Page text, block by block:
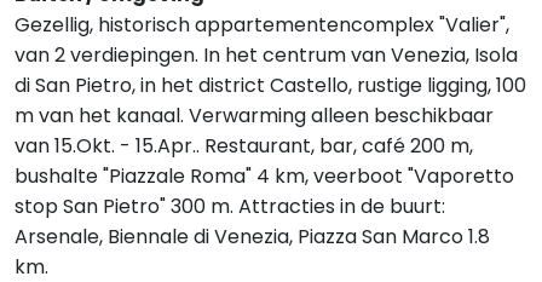
Gezellig, historisch appartementencomplex "Valier",
van 2 verdiepingen. In het centrum van Venezia, Isola
di San Pietro, in het district Castello, rustige ligging, 100
m van het kanaal. Verwarming alleen beschikbaar
van 15.Okt. - 15.Apr.. Restaurant, bar, café 200 m,
bushalte "Piazzale Roma" 4 km, veerboot "Vaporetto
stop San Pietro" 300 m. Attracties in de buurt:
Arsenale, Biennale di Venezia, Piazza San Marco 1.8
km.